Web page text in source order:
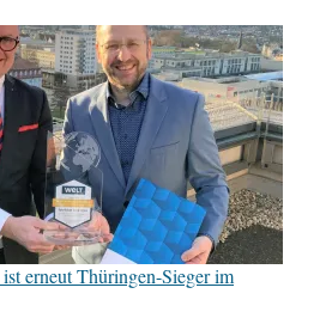
erneut Thüringen-Sieger im